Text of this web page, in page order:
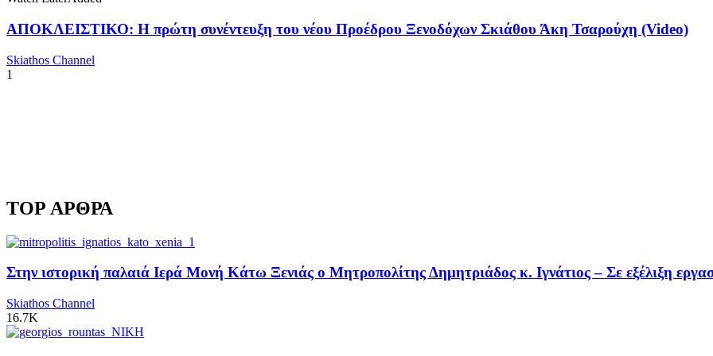
ΑΠΟΚΛΕΙΣΤΙΚΟ: Η πρώτη συνέντευξη του νέου Προέδρου Ξενοδόχων Σκιάθου Άκη Τσαρούχη (Video)
Skiathos Channel
1
TOP ΑΡΘΡΑ
Στην ιστορική παλαιά Ιερά Μονή Κάτω Ξενιάς ο Μητροπολίτης Δημητριάδος κ. Ιγνάτιος – Σε εξέλιξη
Skiathos Channel
16.7K